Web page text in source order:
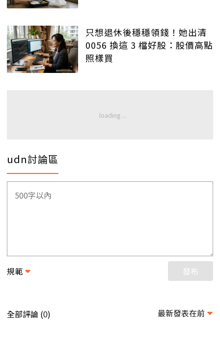
只想退休後穩穩領錢！她出清
0056 換這 3 檔好股：股價高點
照樣買
udn討論區
規範 發布
全部評論 (0) 最新發表在前